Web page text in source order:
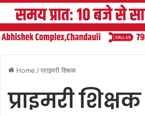
Home /प्राइमरी शिक्षक
प्राइमरी शिक्षक